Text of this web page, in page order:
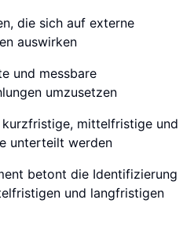
die sich auf externe
auswirken
und messbare
umzusetzen
kurzfristige, mittelfristige und
unterteilt werden
betont die Identifizierung
und langfristigen